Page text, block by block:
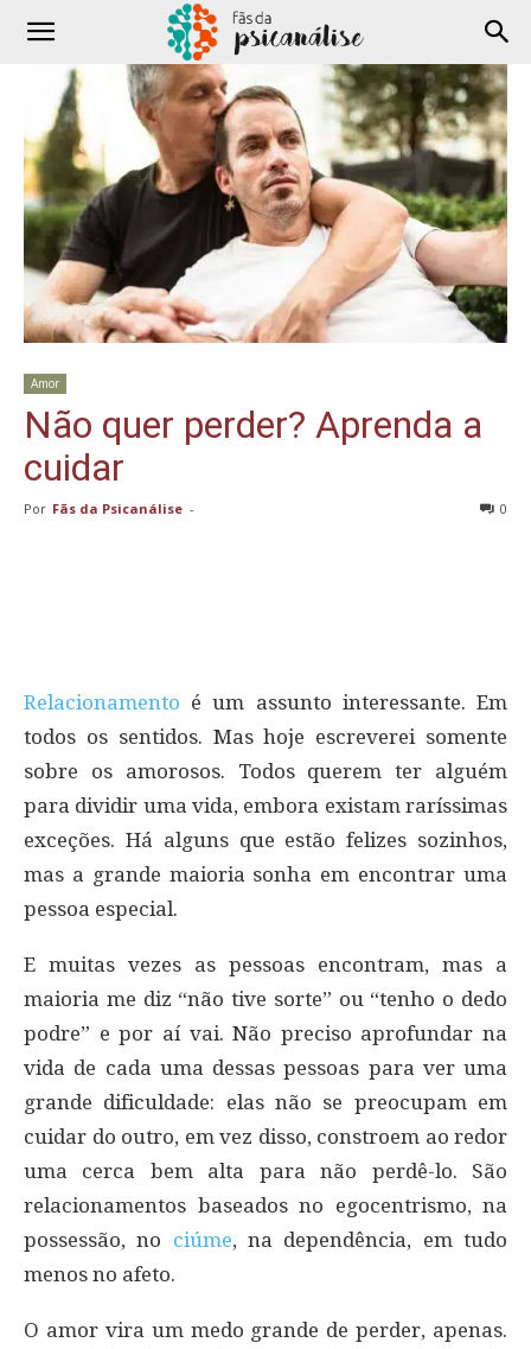
Amor
Não quer perder? Aprenda a
cuidar
Por Fãs da Psicanálise - 0
Relacionamento é um assunto interessante. Em
todos os sentidos. Mas hoje escreverei somente
sobre os amorosos. Todos querem ter alguém
para dividir uma vida, embora existam raríssimas
exceções. Há alguns que estão felizes sozinhos,
mas a grande maioria sonha em encontrar uma
pessoa especial.
E muitas vezes as pessoas encontram, mas a
maioria me diz “não tive sorte” ou “tenho o dedo
podre” e por aí vai. Não preciso aprofundar na
vida de cada uma dessas pessoas para ver uma
grande dificuldade: elas não se preocupam em
cuidar do outro, em vez disso, constroem ao redor
uma cerca bem alta para não perdê-lo. São
relacionamentos baseados no egocentrismo, na
possessão, no ciúme, na dependência, em tudo
menos no afeto.
O amor vira um medo grande de perder, apenas.